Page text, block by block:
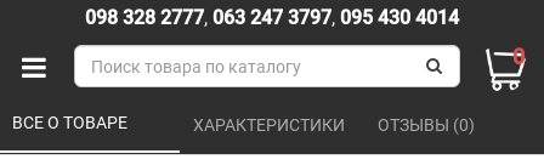
098 328 2777, 063 247 3797, 095 430 4014
0
ВСЕ О ТОВАРЕ ХАРАКТЕРИСТИКИ ОТЗЫВЫ (0)